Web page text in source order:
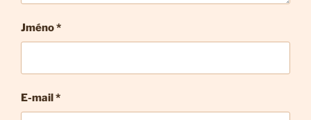
Jméno *
E-mail*